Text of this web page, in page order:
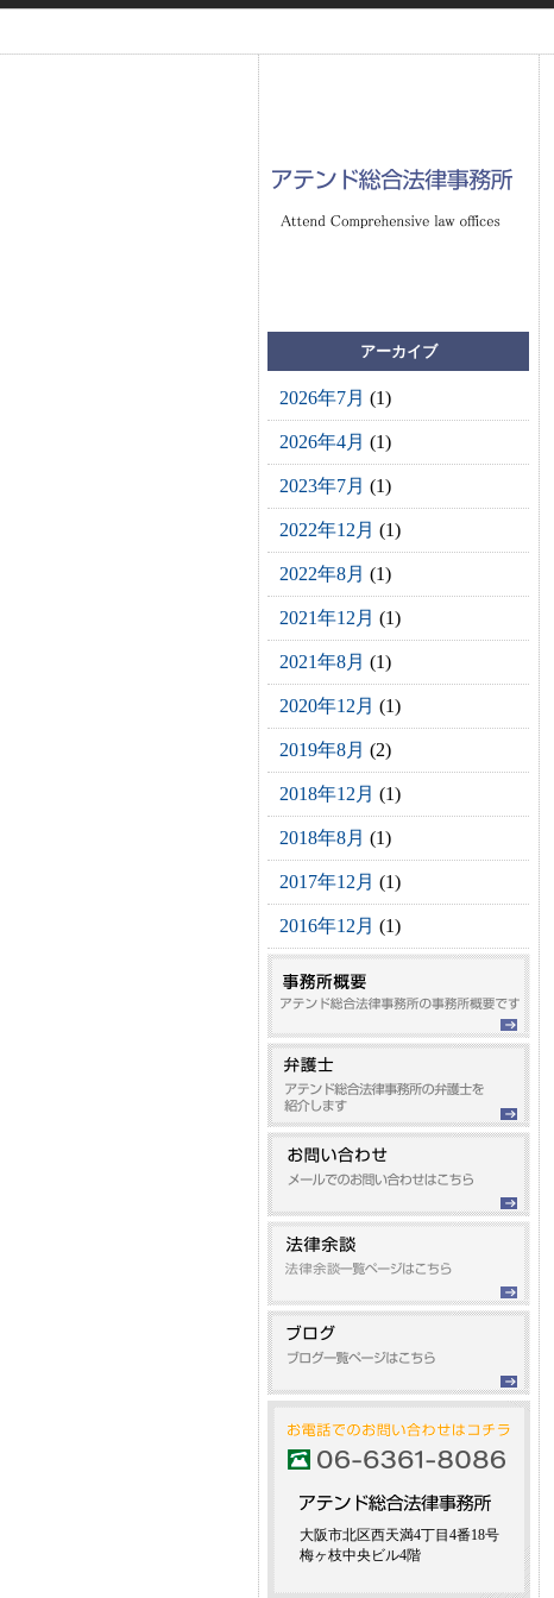
アーカイブ
2026年7月 (1)
2026年4月 (1)
2023年7月 (1)
2022年12月 (1)
2022年8月 (1)
2021年12月 (1)
2021年8月 (1)
2020年12月 (1)
2019年8月 (2)
2018年12月 (1)
2018年8月 (1)
2017年12月 (1)
2016年12月 (1)
大阪市北区西天満4丁目4番18号
梅ヶ枝中央ビル4階